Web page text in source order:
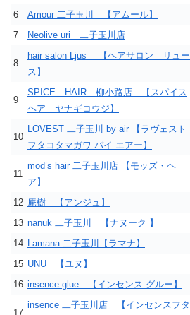
6
Amour 二子玉川 【アムール】
7
Neolive uri 二子玉川店
8
hair salon Ljus 【ヘアサロン リュー
ス】
9
SPICE HAIR 柳小路店 【スパイス
ヘア ヤナギコウジ】
10
LOVEST 二子玉川 by air 【ラヴェスト
フタコタマガワ バイ エアー】
11
mod’s hair 二子玉川店 【モッズ・ヘ
ア】
12 庵樹 【アンジュ】
13 nanuk 二子玉川 【ナヌーク 】
14 Lamana 二子玉川【ラマナ】
15 UNU 【ユヌ】
16 insence glue 【インセンス グルー】
17
insence 二子玉川店 【インセンスフタ